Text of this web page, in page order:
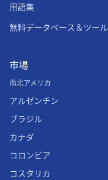
用語集
無料データベース＆ツール
市場
南北アメリカ
アルゼンチン
ブラジル
カナダ
コロンビア
コスタリカ